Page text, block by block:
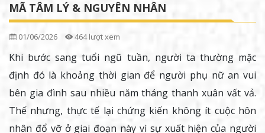
MÃ TÂM LÝ & NGUYÊN NHÂN
01/06/2026 464 lượt xem
Khi bước sang tuổi ngũ tuần, người ta thường mặc
định đó là khoảng thời gian để người phụ nữ an vui
bên gia đình sau nhiều năm tháng thanh xuân vất vả.
Thế nhưng, thực tế lại chứng kiến không ít cuộc hôn
nhân đổ vỡ ở giai đoạn này vì sự xuất hiện của người